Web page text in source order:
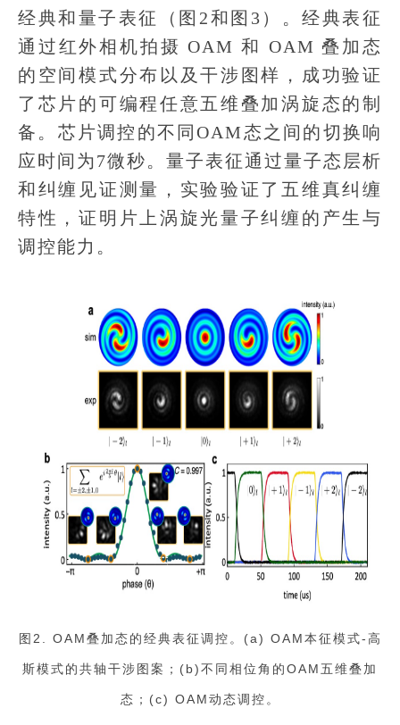
经典和量子表征（图2和图3）。经典表征
通过红外相机拍摄 OAM 和 OAM 叠加态
的空间模式分布以及干涉图样，成功验证
了芯片的可编程任意五维叠加涡旋态的制
备。芯片调控的不同OAM态之间的切换响
应时间为7微秒。量子表征通过量子态层析
和纠缠见证测量，实验验证了五维真纠缠
特性，证明片上涡旋光量子纠缠的产生与
调控能力。
图2. OAM叠加态的经典表征调控。(a) OAM本征模式-高
斯模式的共轴干涉图案；(b)不同相位角的OAM五维叠加
态；(c) OAM动态调控。